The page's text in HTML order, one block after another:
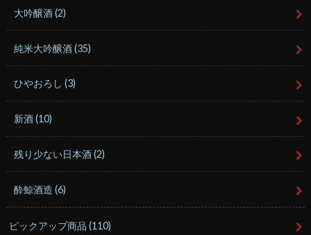
大吟醸酒(2)
純米大吟醸酒(35)
ひやおろし(3)
新酒(10)
残り少ない日本酒(2)
酔鯨酒造(6)
ピックアップ商品(110)